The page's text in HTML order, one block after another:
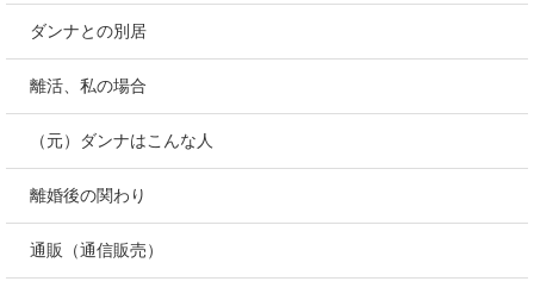
ダンナとの別居
離活、私の場合
（元）ダンナはこんな人
離婚後の関わり
通販（通信販売）